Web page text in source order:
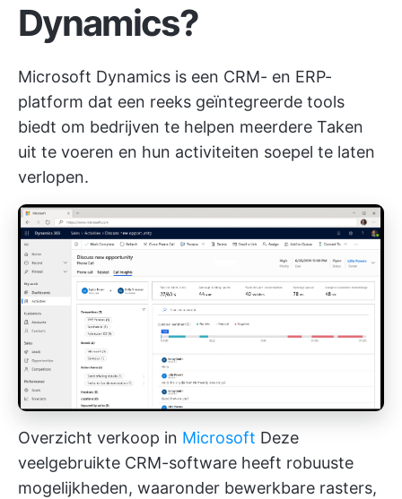
Dynamics?
Microsoft Dynamics is een CRM- en ERP-
platform dat een reeks geïntegreerde tools
biedt om bedrijven te helpen meerdere Taken
uit te voeren en hun activiteiten soepel te laten
verlopen.
Overzicht verkoop in Microsoft Deze
veelgebruikte CRM-software heeft robuuste
mogelijkheden, waaronder bewerkbare rasters,